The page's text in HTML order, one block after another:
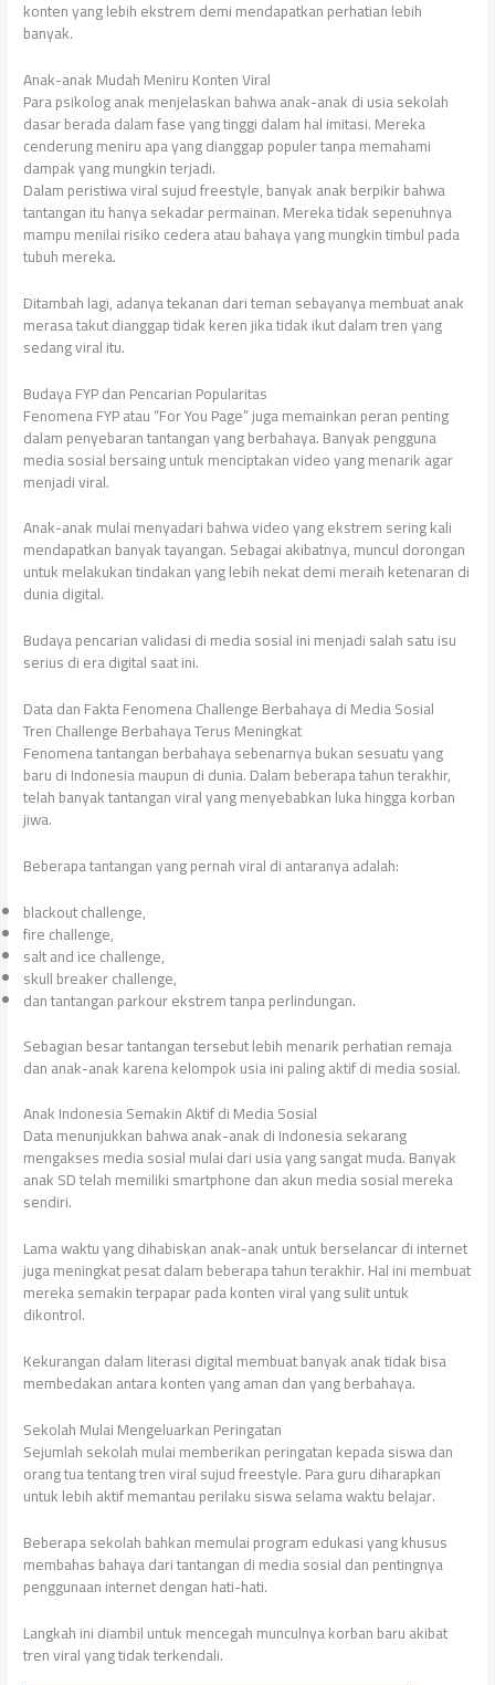
konten yang lebih ekstrem demi mendapatkan perhatian lebih
banyak.
Anak-anak Mudah Meniru Konten Viral
Para psikolog anak menjelaskan bahwa anak-anak di usia sekolah
dasar berada dalam fase yang tinggi dalam hal imitasi. Mereka
cenderung meniru apa yang dianggap populer tanpa memahami
dampak yang mungkin terjadi.
Dalam peristiwa viral sujud freestyle, banyak anak berpikir bahwa
tantangan itu hanya sekadar permainan. Mereka tidak sepenuhnya
mampu menilai risiko cedera atau bahaya yang mungkin timbul pada
tubuh mereka.
Ditambah lagi, adanya tekanan dari teman sebayanya membuat anak
merasa takut dianggap tidak keren jika tidak ikut dalam tren yang
sedang viral itu.
Budaya FYP dan Pencarian Popularitas
Fenomena FYP atau “For You Page” juga memainkan peran penting
dalam penyebaran tantangan yang berbahaya. Banyak pengguna
media sosial bersaing untuk menciptakan video yang menarik agar
menjadi viral.
Anak-anak mulai menyadari bahwa video yang ekstrem sering kali
mendapatkan banyak tayangan. Sebagai akibatnya, muncul dorongan
untuk melakukan tindakan yang lebih nekat demi meraih ketenaran di
dunia digital.
Budaya pencarian validasi di media sosial ini menjadi salah satu isu
serius di era digital saat ini.
Data dan Fakta Fenomena Challenge Berbahaya di Media Sosial
Tren Challenge Berbahaya Terus Meningkat
Fenomena tantangan berbahaya sebenarnya bukan sesuatu yang
baru di Indonesia maupun di dunia. Dalam beberapa tahun terakhir,
telah banyak tantangan viral yang menyebabkan luka hingga korban
jiwa.
Beberapa tantangan yang pernah viral di antaranya adalah:
blackout challenge,
fire challenge,
salt and ice challenge,
skull breaker challenge,
dan tantangan parkour ekstrem tanpa perlindungan.
Sebagian besar tantangan tersebut lebih menarik perhatian remaja
dan anak-anak karena kelompok usia ini paling aktif di media sosial.
Anak Indonesia Semakin Aktif di Media Sosial
Data menunjukkan bahwa anak-anak di Indonesia sekarang
mengakses media sosial mulai dari usia yang sangat muda. Banyak
anak SD telah memiliki smartphone dan akun media sosial mereka
sendiri.
Lama waktu yang dihabiskan anak-anak untuk berselancar di internet
juga meningkat pesat dalam beberapa tahun terakhir. Hal ini membuat
mereka semakin terpapar pada konten viral yang sulit untuk
dikontrol.
Kekurangan dalam literasi digital membuat banyak anak tidak bisa
membedakan antara konten yang aman dan yang berbahaya.
Sekolah Mulai Mengeluarkan Peringatan
Sejumlah sekolah mulai memberikan peringatan kepada siswa dan
orang tua tentang tren viral sujud freestyle. Para guru diharapkan
untuk lebih aktif memantau perilaku siswa selama waktu belajar.
Beberapa sekolah bahkan memulai program edukasi yang khusus
membahas bahaya dari tantangan di media sosial dan pentingnya
penggunaan internet dengan hati-hati.
Langkah ini diambil untuk mencegah munculnya korban baru akibat
tren viral yang tidak terkendali.